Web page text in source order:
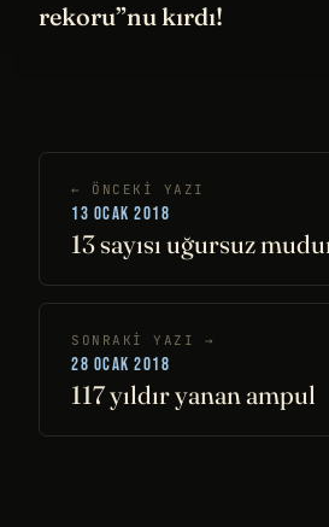
rekoru”nu kırdı!
← ÖNCEKI YAZI
13 OCAK 2018
13 sayısı uğursuz
SONRAKI YAZI →
28 OCAK 2018
117 yıldır yanan ampul